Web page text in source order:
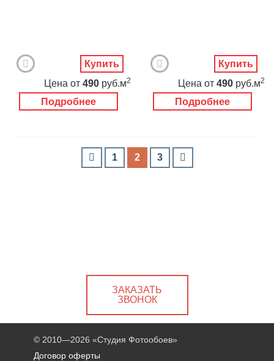
Подробнее
Цена от 490 руб.м2
Купить
Подробнее
Цена от 490 руб.м2
Купить
1 2 3
ЗАКАЗАТЬ
ЗВОНОК
© 2010—2026 «Студия Фотообоев»
Договор оферты